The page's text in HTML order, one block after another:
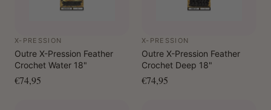
X-PRESSION
Outre X-Pression Feather
Crochet Water 18"
€74,95
X-PRESSION
Outre X-Pression Feather
Crochet Deep 18"
€74,95